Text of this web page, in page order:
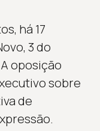
há 17
3 do
oposição
sobre
de